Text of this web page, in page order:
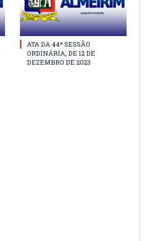
ATA DA 44ª SESSÃO
ORDINÁRIA, DE 12 DE
DEZEMBRO DE 2023